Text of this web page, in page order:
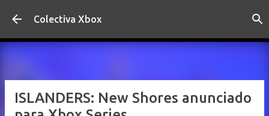
Ir al contenido principal
Colectiva Xbox
ISLANDERS: New Shores anunciado